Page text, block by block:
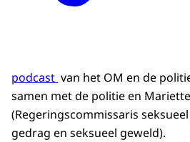
podcast van het OM en de
samen met de politie en
(Regeringscommissaris
gedrag en seksueel geweld).